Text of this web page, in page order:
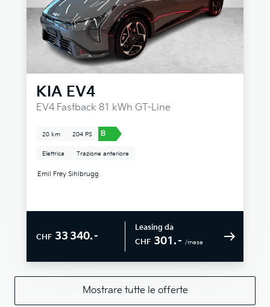
KIA EV4
EV4 Fastback 81 kWh GT-Line
20 km 204 PS B
Elettrica Trazione anteriore
Emil Frey Sihlbrugg
CHF 33 340.–
Leasing da
CHF 301.– /mese
Mostrare tutte le offerte